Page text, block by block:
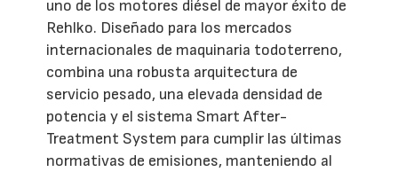
uno de los motores diésel de mayor éxito de
Rehlko. Diseñado para los mercados
internacionales de maquinaria todoterreno,
combina una robusta arquitectura de
servicio pesado, una elevada densidad de
potencia y el sistema Smart After-
Treatment System para cumplir las últimas
normativas de emisiones, manteniendo al